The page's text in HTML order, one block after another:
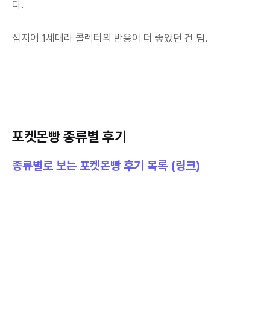
다.
심지어 1세대라 콜렉터의 반응이 더 좋았던 건 덤.
포켓몬빵 종류별 후기
종류별로 보는 포켓몬빵 후기 목록 (링크)